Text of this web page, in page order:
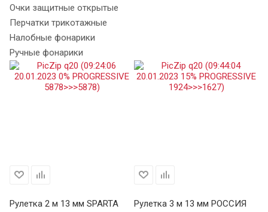
Очки защитные открытые
Перчатки трикотажные
Налобные фонарики
Ручные фонарики
Рулетка 2 м 13 мм SPARTA
Рулетка 3 м 13 мм РОССИЯ